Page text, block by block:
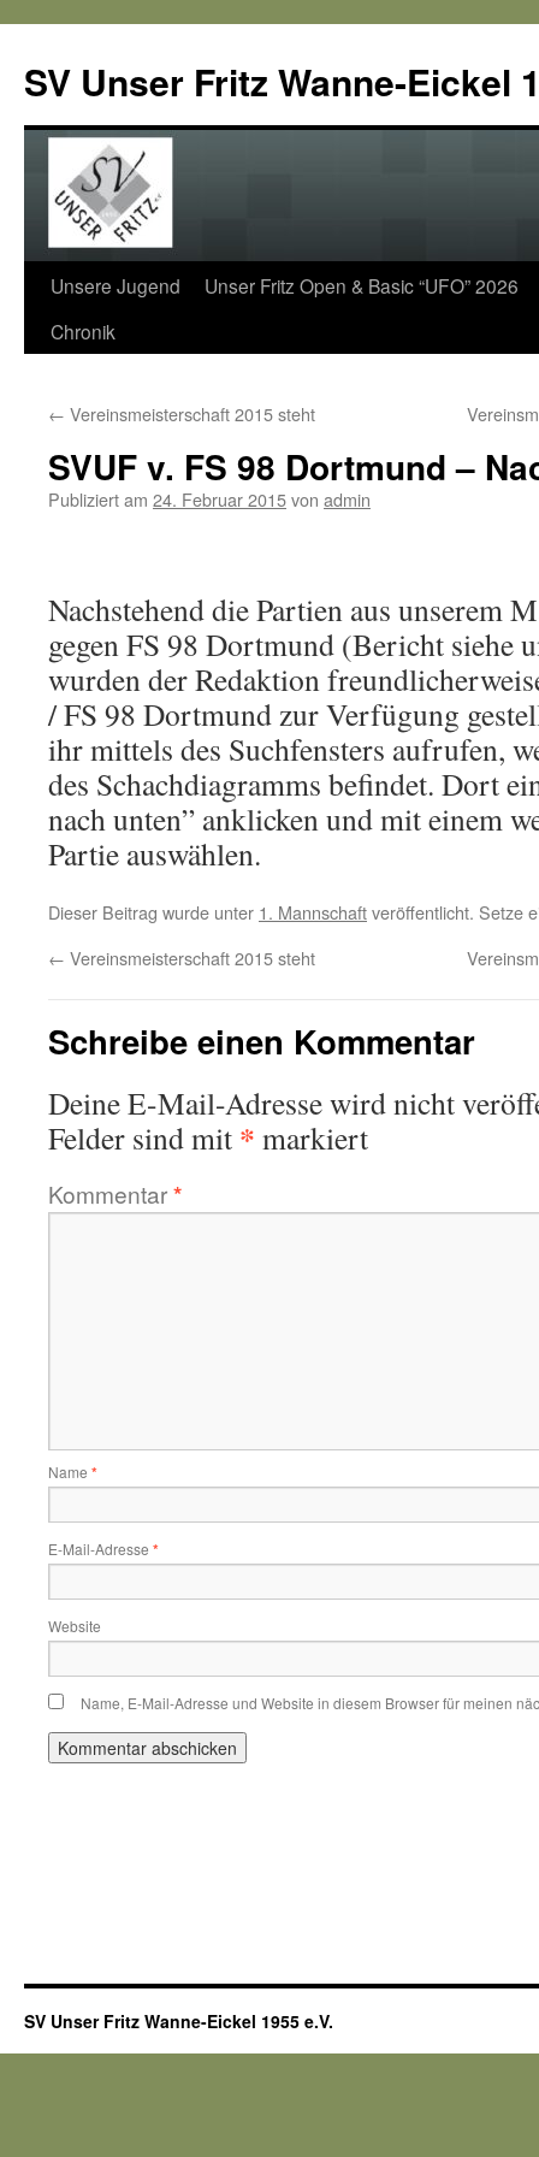
SV Unser Fritz Wanne-Eickel
Zum
Inhalt
Unsere Jugend
Unser Fritz Open & Basic “UFO” 2026
Chronik
← Vereinsmeisterschaft 2015 steht
SVUF v. FS 98 Dortmund –
Publiziert am 24. Februar 2015von admin
Nachstehend die Partien aus unserem
gegen FS 98 Dortmund (Bericht siehe
wurden der Redaktion
/ FS 98 Dortmund zur Verfügung
ihr mittels des Suchfensters aufrufen,
des Schachdiagramms befindet. Dort
nach unten” anklicken und mit einem
Partie auswählen.
Dieser Beitrag wurde unter 1. Mannschaftveröffentlicht. Setze
← Vereinsmeisterschaft 2015 steht
Schreibe einen Kommentar
Deine E-Mail-Adresse wird nicht
Felder sind mit * markiert
Kommentar*
Name *
E-Mail-Adresse *
Website
Name, E-Mail-Adresse und Website in diesem Browser für meinen
SV Unser Fritz Wanne-Eickel 1955 e.V.